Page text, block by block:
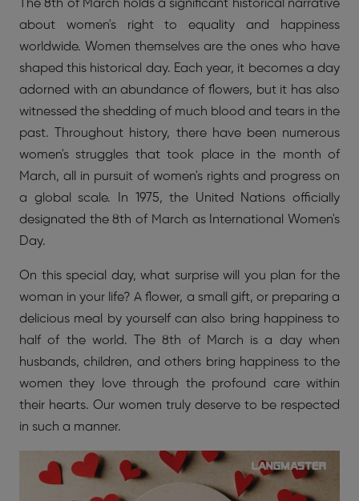
The 8th of March holds a significant historical narrative
about women's right to equality and happiness
worldwide. Women themselves are the ones who have
shaped this historical day. Each year, it becomes a day
adorned with an abundance of flowers, but it has also
witnessed the shedding of much blood and tears in the
past. Throughout history, there have been numerous
women's struggles that took place in the month of
March, all in pursuit of women's rights and progress on
a global scale. In 1975, the United Nations officially
designated the 8th of March as International Women's
Day.
On this special day, what surprise will you plan for the
woman in your life? A flower, a small gift, or preparing a
delicious meal by yourself can also bring happiness to
half of the world. The 8th of March is a day when
husbands, children, and others bring happiness to the
women they love through the profound care within
their hearts. Our women truly deserve to be respected
in such a manner.